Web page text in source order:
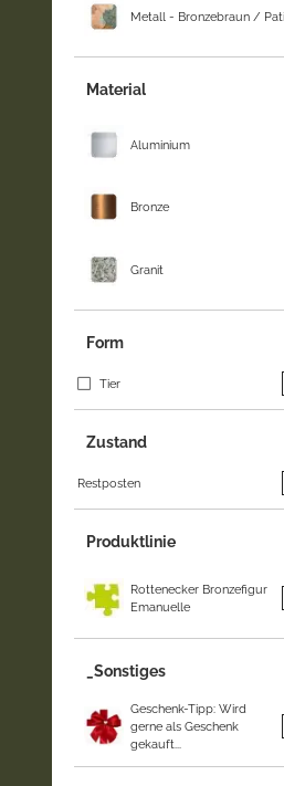
Metall - Bronzebraun /
Material
Aluminium
Bronze
Granit
Form
Tier
Zustand
Restposten
Produktlinie
Rottenecker Bronzefigur
Emanuelle
_Sonstiges
Geschenk-Tipp: Wird
gerne als Geschenk
gekauft...